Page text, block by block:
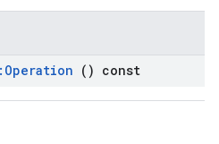
Operation () const